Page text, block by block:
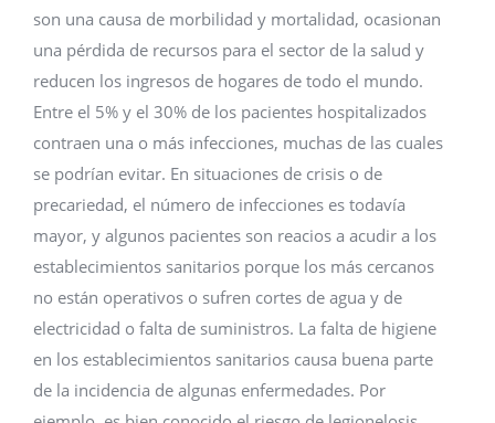
son una causa de morbilidad y mortalidad, ocasionan
una pérdida de recursos para el sector de la salud y
reducen los ingresos de hogares de todo el mundo.
Entre el 5% y el 30% de los pacientes hospitalizados
contraen una o más infecciones, muchas de las cuales
se podrían evitar. En situaciones de crisis o de
precariedad, el número de infecciones es todavía
mayor, y algunos pacientes son reacios a acudir a los
establecimientos sanitarios porque los más cercanos
no están operativos o sufren cortes de agua y de
electricidad o falta de suministros. La falta de higiene
en los establecimientos sanitarios causa buena parte
de la incidencia de algunas enfermedades. Por